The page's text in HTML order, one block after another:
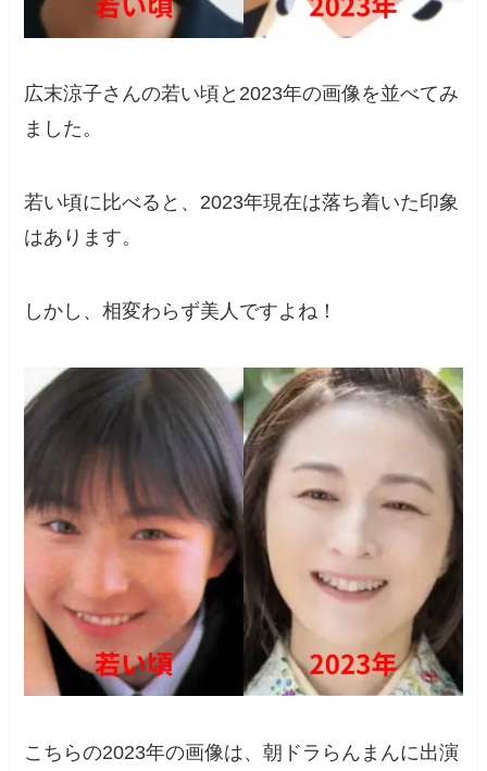
広末涼子さんの若い頃と2023年の画像を並べてみ
ました。
若い頃に比べると、2023年現在は落ち着いた印象
はあります。
しかし、相変わらず美人ですよね！
こちらの2023年の画像は、朝ドラらんまんに出演